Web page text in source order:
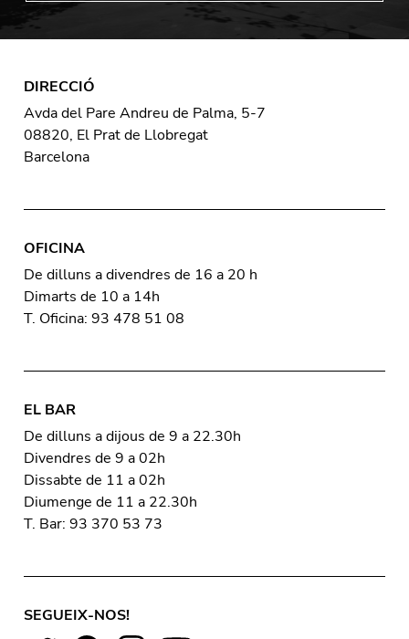
DIRECCIÓ
Avda del Pare Andreu de Palma, 5-7
08820, El Prat de Llobregat
Barcelona
OFICINA
De dilluns a divendres de 16 a 20 h
Dimarts de 10 a 14h
T. Oficina: 93 478 51 08
EL BAR
De dilluns a dijous de 9 a 22.30h
Divendres de 9 a 02h
Dissabte de 11 a 02h
Diumenge de 11 a 22.30h
T. Bar: 93 370 53 73
SEGUEIX-NOS!